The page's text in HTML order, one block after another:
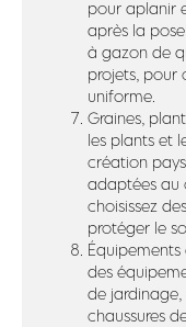
pour aplanir
après la pose
à gazon de
projets, pour
uniforme.
Graines,
les plants et
création
adaptées au
choisissez
protéger le
des
de
chaussures